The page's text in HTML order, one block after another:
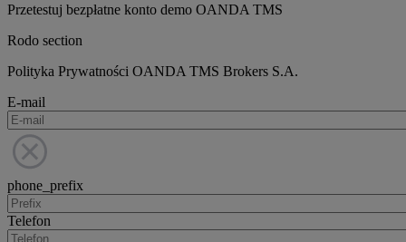
Przetestuj bezpłatne konto demo OANDA TMS
Rodo section
Polityka Prywatności OANDA TMS Brokers S.A.
E-mail
phone_prefix
Telefon